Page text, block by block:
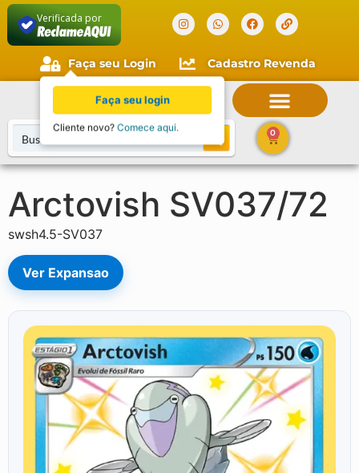
Verificada por
Faça seu Login Cadastro Revenda
0
Arctovish SV037/72
swsh4.5-SV037
Ver Expansao
Faça seu login
Cliente novo? Comece aqui.